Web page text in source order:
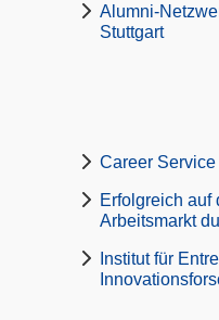
Alumni-
Stuttgart
Career
Erfolgreich auf
Arbeitsmarkt
Institut für